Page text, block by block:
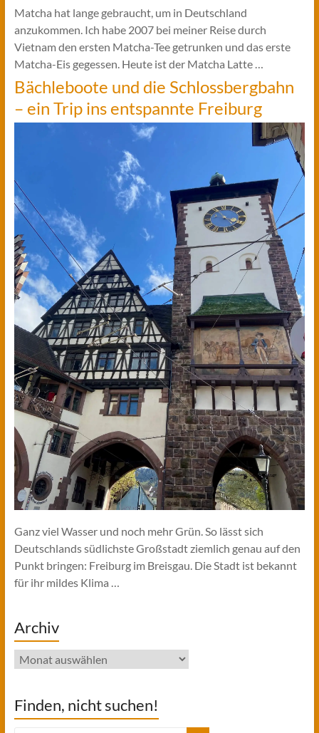
Matcha hat lange gebraucht, um in Deutschland
anzukommen. Ich habe 2007 bei meiner Reise durch
Vietnam den ersten Matcha-Tee getrunken und das erste
Matcha-Eis gegessen. Heute ist der Matcha Latte …
Bächleboote und die Schlossbergbahn
– ein Trip ins entspannte Freiburg
Ganz viel Wasser und noch mehr Grün. So lässt sich
Deutschlands südlichste Großstadt ziemlich genau auf den
Punkt bringen: Freiburg im Breisgau. Die Stadt ist bekannt
für ihr mildes Klima …
Archiv
Archiv
Finden, nicht suchen!